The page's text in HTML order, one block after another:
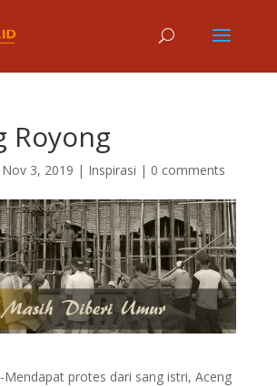
Royong
Nov 3, 2019 | Inspirasi | 0 comments
-Mendapat protes dari sang istri, Aceng